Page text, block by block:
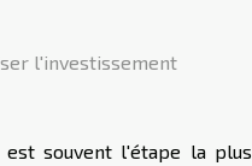
l'investissement
souvent l'étape la